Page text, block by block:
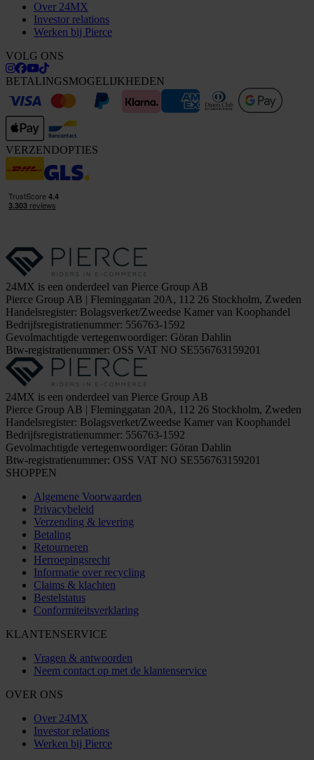
Over 24MX
Investor relations
Werken bij Pierce
VOLG ONS
BETALINGSMOGELIJKHEDEN
VERZENDOPTIES
24MX is een onderdeel van Pierce Group AB
Pierce Group AB | Fleminggatan 20A, 112 26 Stockholm, Zweden
Handelsregister: Bolagsverket/Zweedse Kamer van Koophandel
Bedrijfsregistratienummer: 556763-1592
Gevolmachtigde vertegenwoordiger: Göran Dahlin
Btw-registratienummer: OSS VAT NO SE556763159201
24MX is een onderdeel van Pierce Group AB
Pierce Group AB | Fleminggatan 20A, 112 26 Stockholm, Zweden
Handelsregister: Bolagsverket/Zweedse Kamer van Koophandel
Bedrijfsregistratienummer: 556763-1592
Gevolmachtigde vertegenwoordiger: Göran Dahlin
Btw-registratienummer: OSS VAT NO SE556763159201
SHOPPEN
Algemene Voorwaarden
Privacybeleid
Verzending & levering
Betaling
Retourneren
Herroepingsrecht
Informatie over recycling
Claims & klachten
Bestelstatus
Conformiteitsverklaring
KLANTENSERVICE
Vragen & antwoorden
Neem contact op met de klantenservice
OVER ONS
Over 24MX
Investor relations
Werken bij Pierce